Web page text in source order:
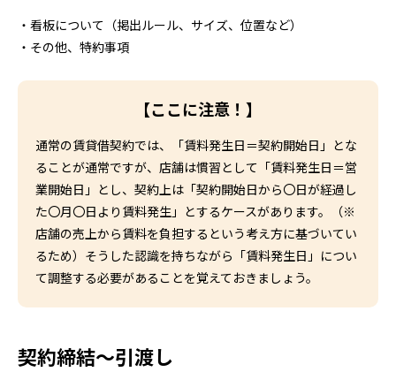
・看板について（掲出ルール、サイズ、位置など）
・その他、特約事項
【ここに注意！】
通常の賃貸借契約では、「賃料発生日＝契約開始日」とな
ることが通常ですが、店舗は慣習として「賃料発生日＝営
業開始日」とし、契約上は「契約開始日から〇日が経過し
た〇月〇日より賃料発生」とするケースがあります。（※
店舗の売上から賃料を負担するという考え方に基づいてい
るため）そうした認識を持ちながら「賃料発生日」につい
て調整する必要があることを覚えておきましょう。
契約締結～引渡し